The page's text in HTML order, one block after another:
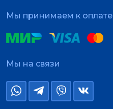
Мы принимаем к оплате
Мы на связи